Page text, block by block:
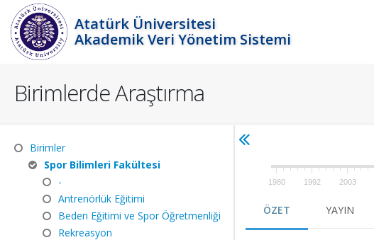
Atatürk Üniversitesi
Akademik Veri Yönetim Sistemi
Birimlerde Araştırma
Birimler
Spor Bilimleri Fakültesi
-
Antrenörlük Eğitimi
Beden Eğitimi ve Spor Öğretmenliği
Rekreasyon
1980 1992 2003
ÖZET YAYIN